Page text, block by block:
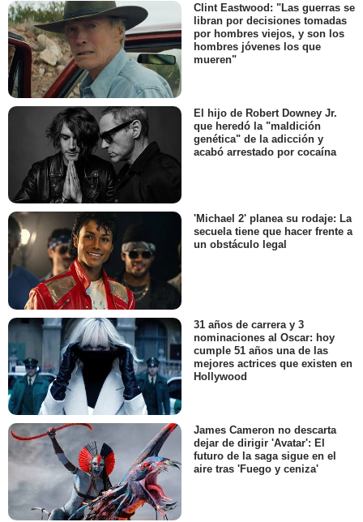
Clint Eastwood: "Las guerras se
libran por decisiones tomadas
por hombres viejos, y son los
hombres jóvenes los que
mueren"
El hijo de Robert Downey Jr.
que heredó la "maldición
genética" de la adicción y
acabó arrestado por cocaína
'Michael 2' planea su rodaje: La
secuela tiene que hacer frente a
un obstáculo legal
31 años de carrera y 3
nominaciones al Oscar: hoy
cumple 51 años una de las
mejores actrices que existen en
Hollywood
James Cameron no descarta
dejar de dirigir 'Avatar': El
futuro de la saga sigue en el
aire tras 'Fuego y ceniza'